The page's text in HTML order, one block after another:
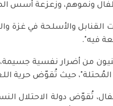
ونموهم، وزعزعة أسس
القنابل والأسلحة في
فيه".
من أضرار نفسية جسيمة،
حيث تُقوّض حرية
تُقوّض دولة الاحتلال